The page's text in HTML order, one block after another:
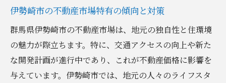
伊勢崎市の不動産市場特有の傾向と対策
群馬県伊勢崎市の不動産市場は、地元の独自性と住環境
の魅力が際立ちます。特に、交通アクセスの向上や新た
な開発計画が進行中であり、これが不動産価格に影響を
与えています。伊勢崎市では、地元の人々のライフスタ